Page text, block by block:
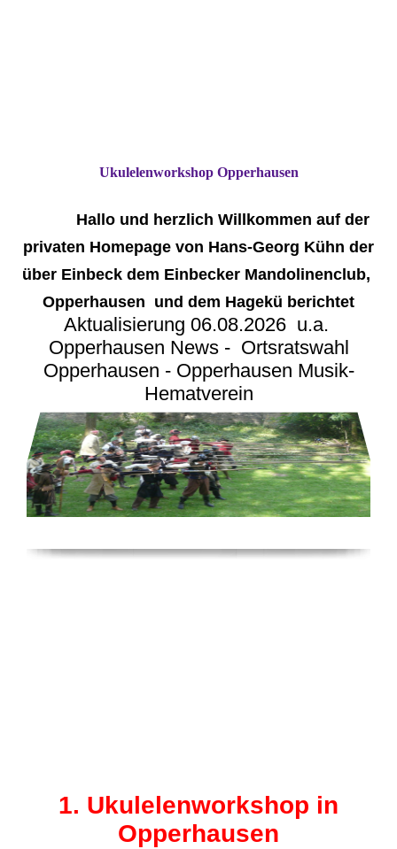
Hallo und herzlich Willkommen auf der
privaten Homepage von Hans-Georg Kühn der
über Einbeck dem Einbecker Mandolinenclub,
Opperhausen und dem Hagekü berichtet
Aktualisierung 06.08.2026 u.a.
Opperhausen News - Ortsratswahl
Opperhausen - Opperhausen Musik-
Hematverein
Ukulelenworkshop Opperhausen
1. Ukulelenworkshop in
Opperhausen